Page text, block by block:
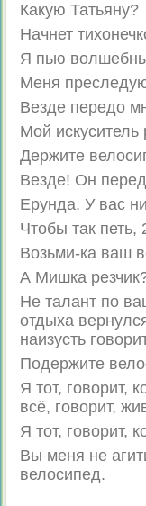
Какую Татьяну?
Начнет
Я пью
Меня
Везде передо
Мой искуситель
Держите
Везде! Он
Ерунда. У вас
Чтобы так петь,
Возьми-ка ваш
А Мишка
Не талант по
отдыха
наизусть
Подержите
Я тот, говорит,
всё, говорит,
Я тот, говорит,
Вы меня не
велосипед.